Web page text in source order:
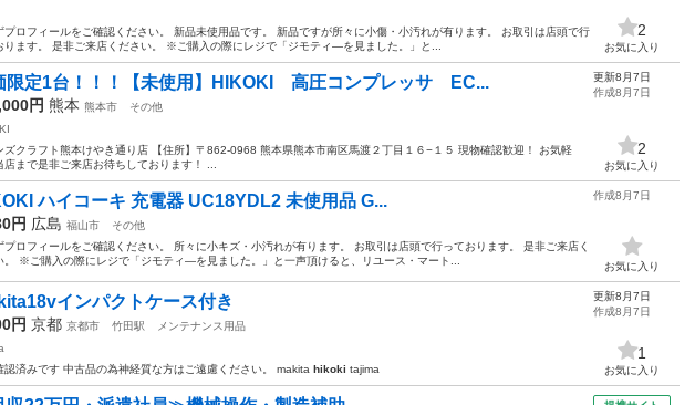
ロフィールをご確認ください。 新品未使用品です。 新品ですが所々に小傷・小汚れが有ります。 お取引は店頭で行
ります。 是非ご来店ください。 ※ご購入の際にレジで「ジモティ―を見ました。」と...
2
お気に入り
限定1台！！！【未使用】HIKOKI 高圧コンプレッサ EC...
円 熊本 熊本市
その他
クラフト熊本けやき通り店 【住所】〒862-0968 熊本県熊本市南区馬渡２丁目１６−１５ 現物確認歓迎！ お気軽
店まで是非ご来店お待ちしております！ ...
更新8月7日
作成8月7日
2
お気に入り
ハイコーキ 充電器 UC18YDL2 未使用品 G...
円 広島 福山市
その他
ロフィールをご確認ください。 所々に小キズ・小汚れが有ります。 お取引は店頭で行っております。 是非ご来店く
。 ※ご購入の際にレジで「ジモティ―を見ました。」と一声頂けると、リユース・マート...
作成8月7日
お気に入り
インパクトケース付き
円 京都 京都市 竹田駅
メンテナンス用品
認済みです 中古品の為神経質な方はご遠慮ください。 makita hikoki tajima
更新8月7日
作成8月7日
1
お気に入り